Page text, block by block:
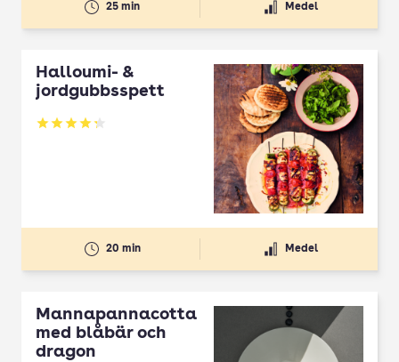
25 min Medel
Halloumi- &
jordgubbsspett
Betyg: 4.3 av 5
20 min Medel
Mannapannacotta
med blåbär och
dragon